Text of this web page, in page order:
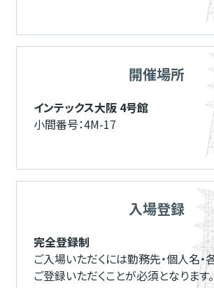
開催場所
インテックス大阪 4号館
小間番号：4M-17
入場登録
完全登録制
ご入場いただくには勤務先・個人名・
ご登録いただくことが必須となります。